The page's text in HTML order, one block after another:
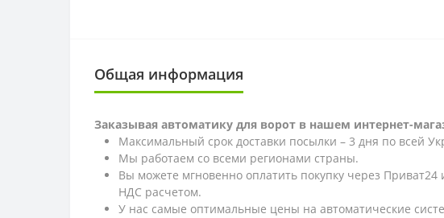
Общая информация
Заказывая автоматику для ворот в нашем интернет-
Максимальный срок доставки посылки – 3 дня по всей
Мы работаем со всеми регионами страны.
Вы можете мгновенно оплатить покупку через
НДС расчетом.
У нас самые оптимальные цены на автоматические